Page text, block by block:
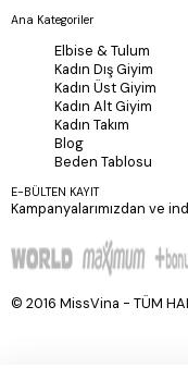
Ana Kategoriler
Elbise & Tulum
Kadın Dış Giyim
Kadın Üst Giyim
Kadın Alt Giyim
Kadın Takım
Blog
Beden Tablosu
E-BÜLTEN KAYIT
Kampanyalarımızdan ve
© 2016 MissVina - TÜM